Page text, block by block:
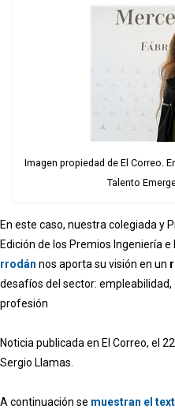
Imagen propiedad de El Correo.
Talento
En este caso, nuestra colegiada y
Edición de los Premios Ingeniería
rrodán nos aporta su visión en un
desafíos del sector:
profesión
Noticia publicada en El Correo, el
Sergio Llamas.
A continuación se muestran el